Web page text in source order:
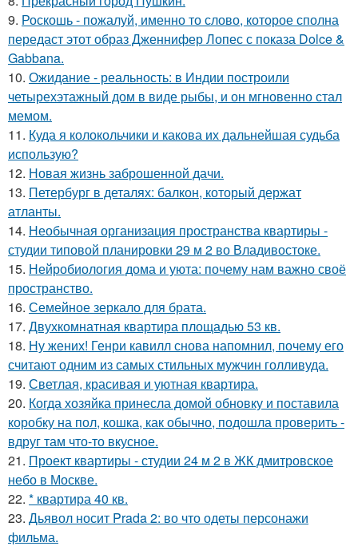
9. Роскошь - пожалуй, именно то слово, которое сполна
передаст этот образ Дженнифер Лопес с показа Dolce &
Gabbana.
10. Ожидание - реальность: в Индии построили
четырехэтажный дом в виде рыбы, и он мгновенно стал
мемом.
11. Куда я колокольчики и какова их дальнейшая судьба
использую?
12. Новая жизнь заброшенной дачи.
13. Петербург в деталях: балкон, который держат
атланты.
14. Необычная организация пространства квартиры -
студии типовой планировки 29 м 2 во Владивостоке.
15. Нейробиология дома и уюта: почему нам важно своё
пространство.
16. Семейное зеркало для брата.
17. Двухкомнатная квартира площадью 53 кв.
18. Ну жених! Генри кавилл снова напомнил, почему его
считают одним из самых стильных мужчин голливуда.
19. Светлая, красивая и уютная квартира.
20. Когда хозяйка принесла домой обновку и поставила
коробку на пол, кошка, как обычно, подошла проверить -
вдруг там что-то вкусное.
21. Проект квартиры - студии 24 м 2 в ЖК дмитровское
небо в Москве.
22. * квартира 40 кв.
23. Дьявол носит Prada 2: во что одеты персонажи
фильма.